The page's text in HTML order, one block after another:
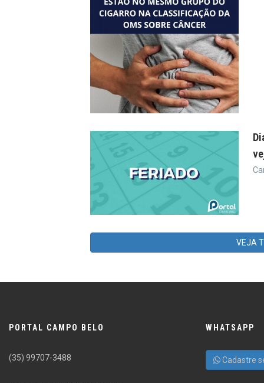
VEJA
PORTAL CAMPO BELO
(35) 99707-3488
WHATSAPP
Cadastre